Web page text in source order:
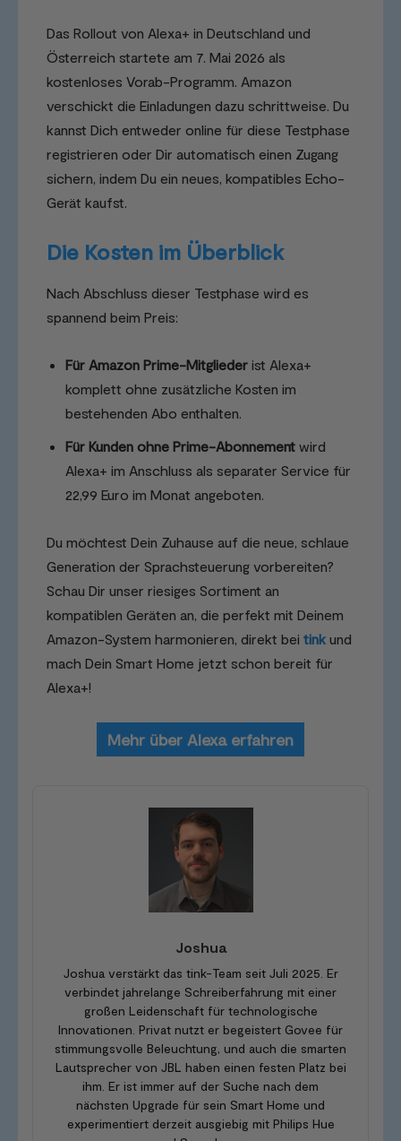
Das Rollout von Alexa+ in Deutschland und
Österreich startete am 7. Mai 2026 als
kostenloses Vorab-Programm. Amazon
verschickt die Einladungen dazu schrittweise. Du
kannst Dich entweder online für diese Testphase
registrieren oder Dir automatisch einen Zugang
sichern, indem Du ein neues, kompatibles Echo-
Gerät kaufst.
Die Kosten im Überblick
Nach Abschluss dieser Testphase wird es
spannend beim Preis:
Für Amazon Prime-Mitglieder ist Alexa+
komplett ohne zusätzliche Kosten im
bestehenden Abo enthalten.
Für Kunden ohne Prime-Abonnement wird
Alexa+ im Anschluss als separater Service für
22,99 Euro im Monat angeboten.
Du möchtest Dein Zuhause auf die neue, schlaue
Generation der Sprachsteuerung vorbereiten?
Schau Dir unser riesiges Sortiment an
kompatiblen Geräten an, die perfekt mit Deinem
Amazon-System harmonieren, direkt bei tink und
mach Dein Smart Home jetzt schon bereit für
Alexa+!
Mehr über Alexa erfahren
Joshua
Joshua verstärkt das tink-Team seit Juli 2025. Er
verbindet jahrelange Schreiberfahrung mit einer
großen Leidenschaft für technologische
Innovationen. Privat nutzt er begeistert Govee für
stimmungsvolle Beleuchtung, und auch die smarten
Lautsprecher von JBL haben einen festen Platz bei
ihm. Er ist immer auf der Suche nach dem
nächsten Upgrade für sein Smart Home und
experimentiert derzeit ausgiebig mit Philips Hue